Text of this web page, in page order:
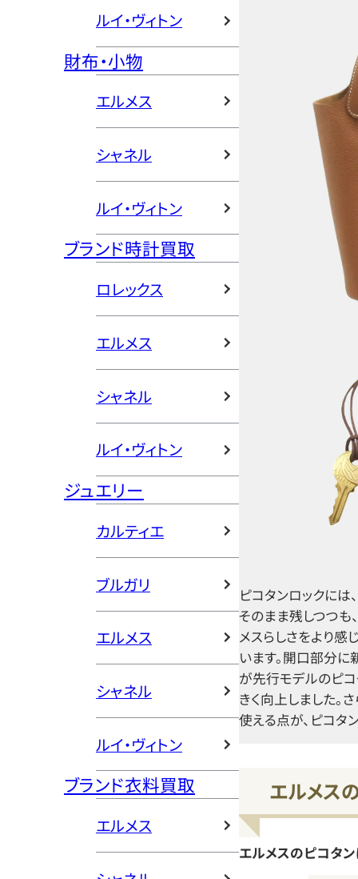
ルイ・ヴィトン
財布・小物
エルメス
シャネル
ルイ・ヴィトン
ブランド時計買取
ロレックス
エルメス
シャネル
ルイ・ヴィトン
ジュエリー
カルティエ
ブルガリ
エルメス
シャネル
ルイ・ヴィトン
ブランド衣料買取
エルメス
ピコタンロックに
そのまま残しつつも
メスらしさをより感
います。開口部分
が先行モデルのピコ
きく向上しました。
使える点が、ピコタ
エルメス
エルメスのピコタ